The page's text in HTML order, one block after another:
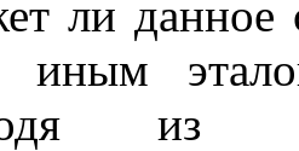
ли данное
иным
из